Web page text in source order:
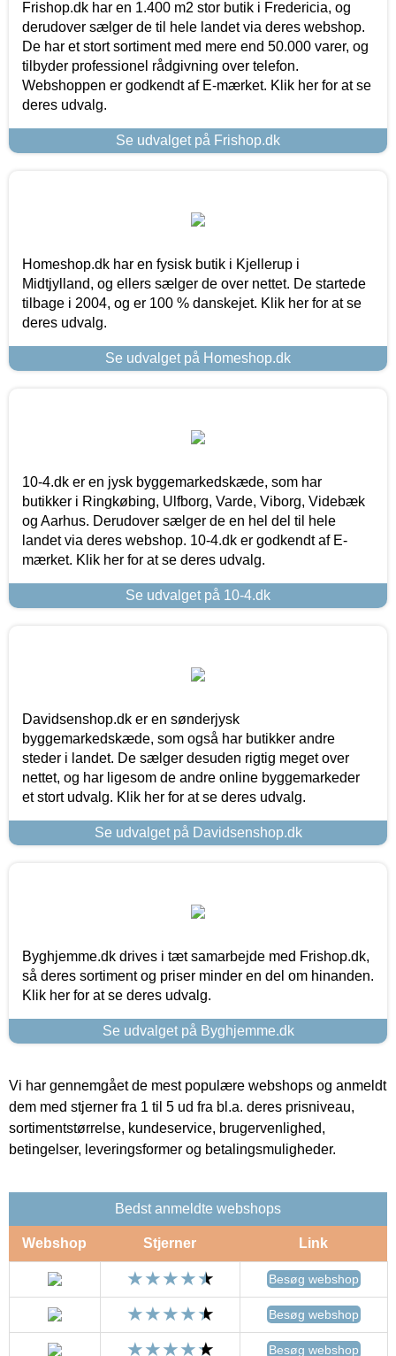
Frishop.dk har en 1.400 m2 stor butik i Fredericia, og
derudover sælger de til hele landet via deres webshop.
De har et stort sortiment med mere end 50.000 varer, og
tilbyder professionel rådgivning over telefon.
Webshoppen er godkendt af E-mærket. Klik her for at se
deres udvalg.
Se udvalget på Frishop.dk
Homeshop.dk har en fysisk butik i Kjellerup i
Midtjylland, og ellers sælger de over nettet. De startede
tilbage i 2004, og er 100 % danskejet. Klik her for at se
deres udvalg.
Se udvalget på Homeshop.dk
10-4.dk er en jysk byggemarkedskæde, som har
butikker i Ringkøbing, Ulfborg, Varde, Viborg, Videbæk
og Aarhus. Derudover sælger de en hel del til hele
landet via deres webshop. 10-4.dk er godkendt af E-
mærket. Klik her for at se deres udvalg.
Se udvalget på 10-4.dk
Davidsenshop.dk er en sønderjysk
byggemarkedskæde, som også har butikker andre
steder i landet. De sælger desuden rigtig meget over
nettet, og har ligesom de andre online byggemarkeder
et stort udvalg. Klik her for at se deres udvalg.
Se udvalget på Davidsenshop.dk
Byghjemme.dk drives i tæt samarbejde med Frishop.dk,
så deres sortiment og priser minder en del om hinanden.
Klik her for at se deres udvalg.
Se udvalget på Byghjemme.dk
Vi har gennemgået de mest populære webshops og anmeldt
dem med stjerner fra 1 til 5 ud fra bl.a. deres prisniveau,
sortimentstørrelse, kundeservice, brugervenlighed,
betingelser, leveringsformer og betalingsmuligheder.
Bedst anmeldte webshops
Webshop Stjerner Link
Besøg webshop
Besøg webshop
Besøg webshop